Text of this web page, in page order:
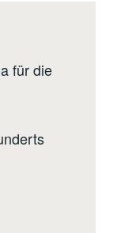
für die